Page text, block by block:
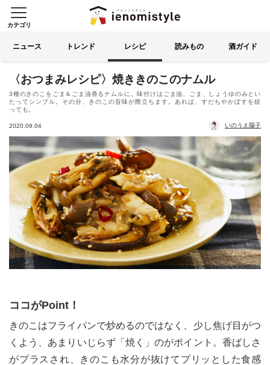
イエノミスタイル 家飲みを楽
カテゴリ
る
ニュース トレンド レシピ 読みもの 酒ガイド
〈おつまみレシピ〉焼ききのこのナムル
3種のきのこをごま＆ごま油香るナムルに。味付けはごま油、ごま、しょうゆのみとい
たってシンプル。その分、きのこの旨味が際立ちます。あれば、すだちやかぼすを絞
っても。
2020.09.04 いのうえ陽子
ココがPoint！
きのこはフライパンで炒めるのではなく、少し焦げ目がつ
くよう、あまりいじらず「焼く」のがポイント。香ばしさ
がプラスされ、きのこも水分が抜けてプリッとした食感